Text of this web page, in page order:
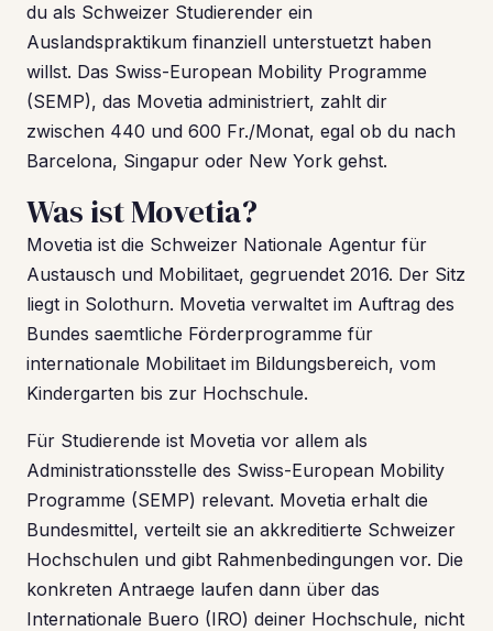
du als Schweizer Studierender ein
Auslandspraktikum finanziell unterstuetzt haben
willst. Das Swiss-European Mobility Programme
(SEMP), das Movetia administriert, zahlt dir
zwischen 440 und 600 Fr./Monat, egal ob du nach
Barcelona, Singapur oder New York gehst.
Was ist Movetia?
Movetia ist die Schweizer Nationale Agentur für
Austausch und Mobilitaet, gegruendet 2016. Der Sitz
liegt in Solothurn. Movetia verwaltet im Auftrag des
Bundes saemtliche Förderprogramme für
internationale Mobilitaet im Bildungsbereich, vom
Kindergarten bis zur Hochschule.
Für Studierende ist Movetia vor allem als
Administrationsstelle des Swiss-European Mobility
Programme (SEMP) relevant. Movetia erhalt die
Bundesmittel, verteilt sie an akkreditierte Schweizer
Hochschulen und gibt Rahmenbedingungen vor. Die
konkreten Antraege laufen dann über das
Internationale Buero (IRO) deiner Hochschule, nicht